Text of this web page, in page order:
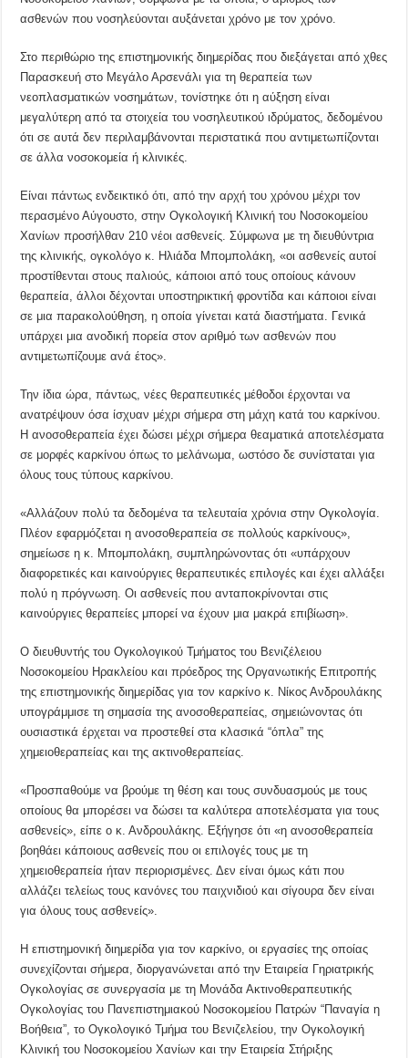
ασθενών που νοσηλεύονται αυξάνεται χρόνο με τον χρόνο.
Στο περιθώριο της επιστημονικής διημερίδας που διεξάγεται από χθες
Παρασκευή στο Μεγάλο Αρσενάλι για τη θεραπεία των
νεοπλασματικών νοσημάτων, τονίστηκε ότι η αύξηση είναι
μεγαλύτερη από τα στοιχεία του νοσηλευτικού ιδρύματος, δεδομένου
ότι σε αυτά δεν περιλαμβάνονται περιστατικά που αντιμετωπίζονται
σε άλλα νοσοκομεία ή κλινικές.
Είναι πάντως ενδεικτικό ότι, από την αρχή του χρόνου μέχρι τον
περασμένο Αύγουστο, στην Ογκολογική Κλινική του Νοσοκομείου
Χανίων προσήλθαν 210 νέοι ασθενείς. Σύμφωνα με τη διευθύντρια
της κλινικής, ογκολόγο κ. Ηλιάδα Μπομπολάκη, «οι ασθενείς αυτοί
προστίθενται στους παλιούς, κάποιοι από τους οποίους κάνουν
θεραπεία, άλλοι δέχονται υποστηρικτική φροντίδα και κάποιοι είναι
σε μια παρακολούθηση, η οποία γίνεται κατά διαστήματα. Γενικά
υπάρχει μια ανοδική πορεία στον αριθμό των ασθενών που
αντιμετωπίζουμε ανά έτος».
Την ίδια ώρα, πάντως, νέες θεραπευτικές μέθοδοι έρχονται να
ανατρέψουν όσα ίσχυαν μέχρι σήμερα στη μάχη κατά του καρκίνου.
Η ανοσοθεραπεία έχει δώσει μέχρι σήμερα θεαματικά αποτελέσματα
σε μορφές καρκίνου όπως το μελάνωμα, ωστόσο δε συνίσταται για
όλους τους τύπους καρκίνου.
«Αλλάζουν πολύ τα δεδομένα τα τελευταία χρόνια στην Ογκολογία.
Πλέον εφαρμόζεται η ανοσοθεραπεία σε πολλούς καρκίνους»,
σημείωσε η κ. Μπομπολάκη, συμπληρώνοντας ότι «υπάρχουν
διαφορετικές και καινούργιες θεραπευτικές επιλογές και έχει αλλάξει
πολύ η πρόγνωση. Οι ασθενείς που ανταποκρίνονται στις
καινούργιες θεραπείες μπορεί να έχουν μια μακρά επιβίωση».
Ο διευθυντής του Ογκολογικού Τμήματος του Βενιζέλειου
Νοσοκομείου Ηρακλείου και πρόεδρος της Οργανωτικής Επιτροπής
της επιστημονικής διημερίδας για τον καρκίνο κ. Νίκος Ανδρουλάκης
υπογράμμισε τη σημασία της ανοσοθεραπείας, σημειώνοντας ότι
ουσιαστικά έρχεται να προστεθεί στα κλασικά “όπλα” της
χημειοθεραπείας και της ακτινοθεραπείας.
«Προσπαθούμε να βρούμε τη θέση και τους συνδυασμούς με τους
οποίους θα μπορέσει να δώσει τα καλύτερα αποτελέσματα για τους
ασθενείς», είπε ο κ. Ανδρουλάκης. Εξήγησε ότι «η ανοσοθεραπεία
βοηθάει κάποιους ασθενείς που οι επιλογές τους με τη
χημειοθεραπεία ήταν περιορισμένες. Δεν είναι όμως κάτι που
αλλάζει τελείως τους κανόνες του παιχνιδιού και σίγουρα δεν είναι
για όλους τους ασθενείς».
Η επιστημονική διημερίδα για τον καρκίνο, οι εργασίες της οποίας
συνεχίζονται σήμερα, διοργανώνεται από την Εταιρεία Γηριατρικής
Ογκολογίας σε συνεργασία με τη Μονάδα Ακτινοθεραπευτικής
Ογκολογίας του Πανεπιστημιακού Νοσοκομείου Πατρών “Παναγία η
Βοήθεια”, το Ογκολογικό Τμήμα του Βενιζελείου, την Ογκολογική
Κλινική του Νοσοκομείου Χανίων και την Εταιρεία Στήριξης